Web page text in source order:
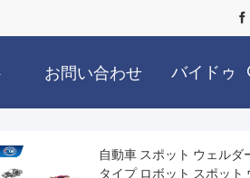
お問い合わせ バイドゥ
自動車 スポット ウェルダ
タイプ ロボット スポット